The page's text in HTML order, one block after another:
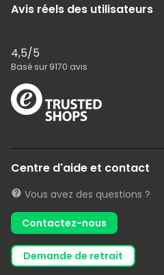
Avis réels des utilisateurs
4,5/5
Basé sur 9170 avis
Centre d'aide et contact
Vous avez des questions ?
Contactez-nous
demande de retrait